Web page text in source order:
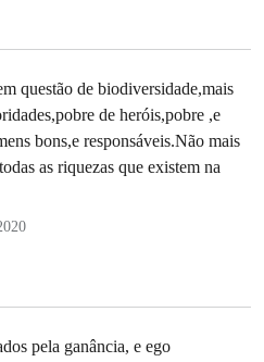
questão de biodiversidade,mais
de heróis,pobre ,e
bons,e responsáveis.Não mais
as riquezas que existem na
pela ganância, e ego